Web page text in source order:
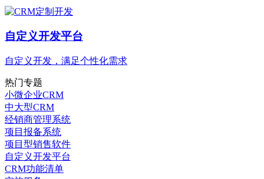
自定义开发平台
自定义开发，满足个性化需求
热门专题
小微企业CRM
中大型CRM
经销商管理系统
项目报备系统
项目型销售软件
自定义开发平台
CRM功能清单